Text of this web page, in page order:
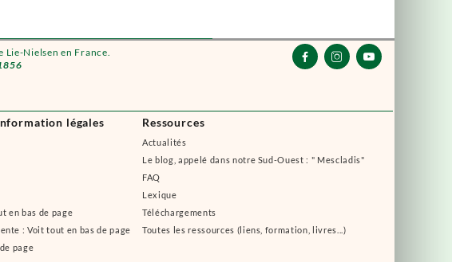
Nielsen en France.
légales
en bas de page
: Voit tout en bas de page
page
Ressources
Actualités
Le blog, appelé dans notre Sud-Ouest : " Mescladis"
FAQ
Lexique
Téléchargements
Toutes les ressources (liens, formation, livres...)
  